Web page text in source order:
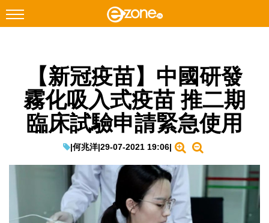
Facebook Instagram
科技焦點
網絡生活
教學評測
IT Times
【新冠疫苗】中國研發
霧化吸入式疫苗 推二期
臨床試驗申請緊急使用
|何兆洋|29-07-2021 19:06|